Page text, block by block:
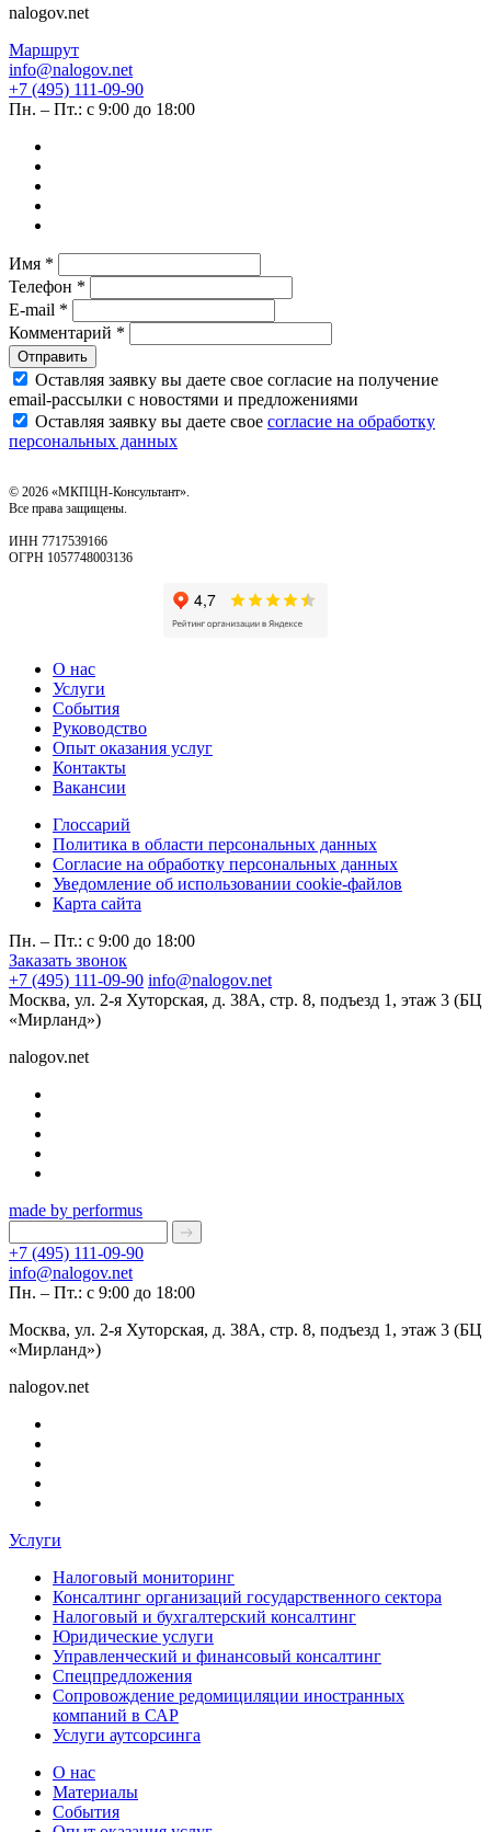
nalogov.net
Маршрут
info@nalogov.net
+7 (495) 111-09-90
Пн. – Пт.: с 9:00 до 18:00
Имя *
Телефон *
E-mail *
Комментарий *
Отправить
Оставляя заявку вы даете свое согласие на получение
email‑рассылки с новостями и предложениями
Оставляя заявку вы даете свое согласие на обработку
персональных данных
© 2026 «МКПЦН-Консультант».
Все права защищены.
ИНН 7717539166
ОГРН 1057748003136
О нас
Услуги
События
Руководство
Опыт оказания услуг
Контакты
Вакансии
Глоссарий
Политика в области персональных данных
Согласие на обработку персональных данных
Уведомление об использовании cookie-файлов
Карта сайта
Пн. – Пт.: с 9:00 до 18:00
Заказать звонок
+7 (495) 111-09-90 info@nalogov.net
Москва, ул. 2-я Хуторская, д. 38А, стр. 8, подъезд 1, этаж 3 (БЦ
«Мирланд»)
nalogov.net
made by performus
+7 (495) 111-09-90
info@nalogov.net
Пн. – Пт.: с 9:00 до 18:00
Москва, ул. 2-я Хуторская, д. 38А, стр. 8, подъезд 1, этаж 3 (БЦ
«Мирланд»)
nalogov.net
Услуги
Налоговый мониторинг
Консалтинг организаций государственного сектора
Налоговый и бухгалтерский консалтинг
Юридические услуги
Управленческий и финансовый консалтинг
Спецпредложения
Сопровождение редомициляции иностранных
компаний в САР
Услуги аутсорсинга
О нас
Материалы
События